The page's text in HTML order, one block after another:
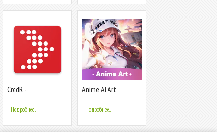
CredR -
Подробнее...
Anime AI Art
AimeGen
Подробнее...